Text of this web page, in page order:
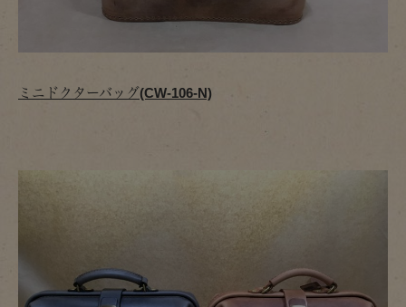
ミニドクターバッグ(CW-106-N)